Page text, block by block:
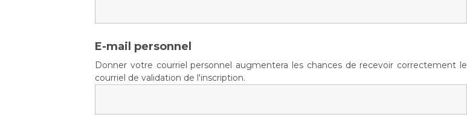
E-mail personnel
Donner votre courriel personnel augmentera les chances de recevoir correctement le
courriel de validation de l'inscription.